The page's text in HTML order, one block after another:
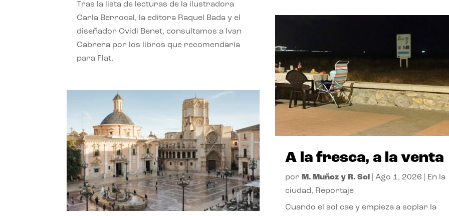
Tras la lista de lecturas de la ilustradora
Carla Berrocal, la editora Raquel Bada y el
diseñador Ovidi Benet, consultamos a Ivan
Cabrera por los libros que recomendaría
para Flat.
A la fresca, a la venta
por M. Muñoz y R. Sol Ago 1, 2026
En la
ciudad, Reportaje
Cuando el sol cae y empieza a soplar la